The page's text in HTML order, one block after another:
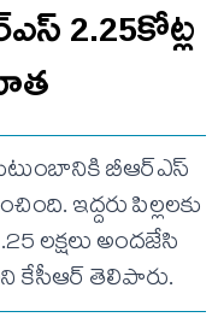
2.25కోట్ల
బీఆర్ఎస్
ఇద్దరు పిల్లలకు
లక్షలు అందజేసి
కేసీఆర్ తెలిపారు.